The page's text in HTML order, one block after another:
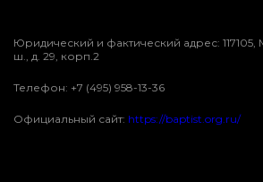
Юридический и фактический адрес:
ш., д. 29, корп.2
Телефон: +7 (495) 958-13-36
Официальный сайт: https://baptist.org.ru/